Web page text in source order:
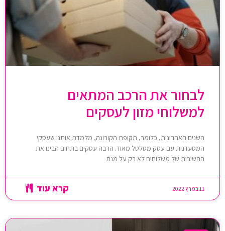
לבחור את הרכב המתאים
למשלוחי מזון לעסקים
השנים האחרונות, כלומר, תקופת הקורונה, מלמדת אותנו שעסקי
המסעדנות עם עסק מטלטל מאוד. הרבה עסקים בתחום הבינו את
החשיבות של משלוחים לא רק על מנת
קרא עוד 11 במרץ 2022